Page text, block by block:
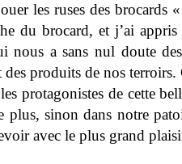
les ruses des
du brocard, et j’ai
nous a sans nul doute
produits de nos
protagonistes de cette
plus, sinon dans notre
avec le plus grand